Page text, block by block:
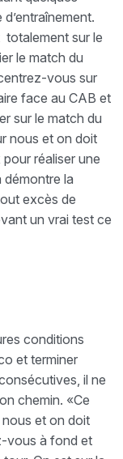
totalement sur le
le match du
vous sur
face au CAB et
sur le match du
nous et on doit
réaliser une
démontre la
excès de
un vrai test ce
conditions
et terminer
il ne
chemin. «Ce
et on doit
vous à fond et